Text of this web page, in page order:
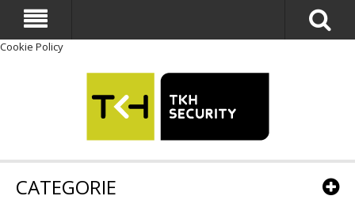
Cookie Policy
CATEGORIE